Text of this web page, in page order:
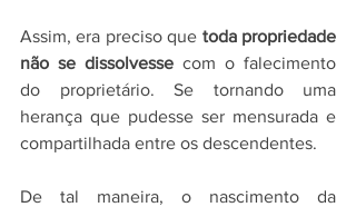
Assim, era preciso que toda propriedade
não se dissolvesse com o falecimento
do proprietário. Se tornando uma
herança que pudesse ser mensurada e
compartilhada entre os descendentes.
De tal maneira, o nascimento da